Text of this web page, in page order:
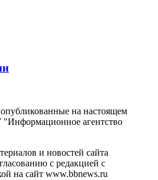
на настоящем
агентство
и новостей сайта
с редакцией с
на сайт www.bbnews.ru